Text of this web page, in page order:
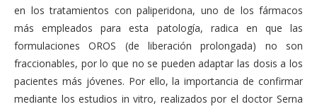
en los tratamientos con paliperidona, uno de los fármacos
más empleados para esta patología, radica en que las
formulaciones OROS (de liberación prolongada) no son
fraccionables, por lo que no se pueden adaptar las dosis a los
pacientes más jóvenes. Por ello, la importancia de confirmar
mediante los estudios in vitro, realizados por el doctor Serna